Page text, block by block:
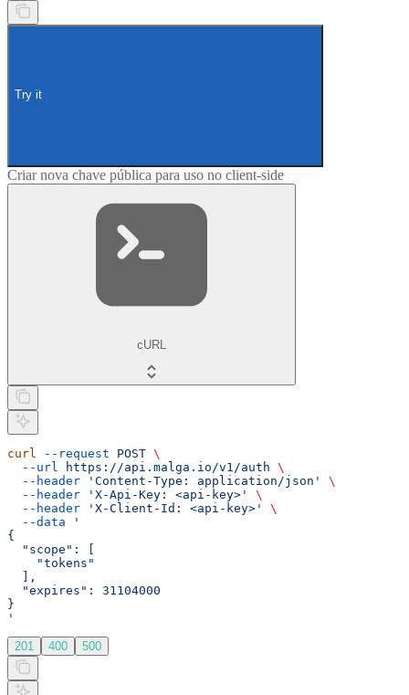
Try it
Criar nova chave pública para uso no client-side
cURL
curl --request POST \
  --url
https://api.malga.io/v1/auth \
  --header
'Content-Type: application/json'
\
  --header
'X-Api-Key: <api-key>'
\
  --header
'X-Client-Id: <api-key>'
\
  --data
'
{
  "scope": [
    "tokens"
  ],
  "expires": 31104000
}
'
201 400 500